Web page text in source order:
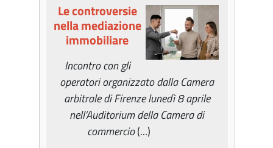
Le controversie
nella mediazione
immobiliare
Incontro con gli
operatori organizzato dalla Camera
arbitrale di Firenze lunedì 8 aprile
nell’Auditorium della Camera di
commercio(...)